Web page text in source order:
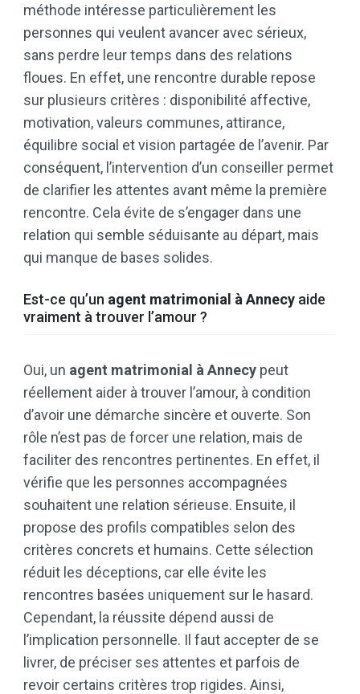
méthode intéresse particulièrement les
personnes qui veulent avancer avec sérieux,
sans perdre leur temps dans des relations
floues. En effet, une rencontre durable repose
sur plusieurs critères : disponibilité affective,
motivation, valeurs communes, attirance,
équilibre social et vision partagée de l’avenir. Par
conséquent, l’intervention d’un conseiller permet
de clarifier les attentes avant même la première
rencontre. Cela évite de s’engager dans une
relation qui semble séduisante au départ, mais
qui manque de bases solides.
Est-ce qu’un agent matrimonial à Annecy aide
vraiment à trouver l’amour ?
Oui, un agent matrimonial à Annecy peut
réellement aider à trouver l’amour, à condition
d’avoir une démarche sincère et ouverte. Son
rôle n’est pas de forcer une relation, mais de
faciliter des rencontres pertinentes. En effet, il
vérifie que les personnes accompagnées
souhaitent une relation sérieuse. Ensuite, il
propose des profils compatibles selon des
critères concrets et humains. Cette sélection
réduit les déceptions, car elle évite les
rencontres basées uniquement sur le hasard.
Cependant, la réussite dépend aussi de
l’implication personnelle. Il faut accepter de se
livrer, de préciser ses attentes et parfois de
revoir certains critères trop rigides. Ainsi,